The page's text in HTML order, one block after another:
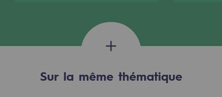
CCUS Objectif Zéro CO2
Objectif Biométhane
Le Labo
Sur la même thématique